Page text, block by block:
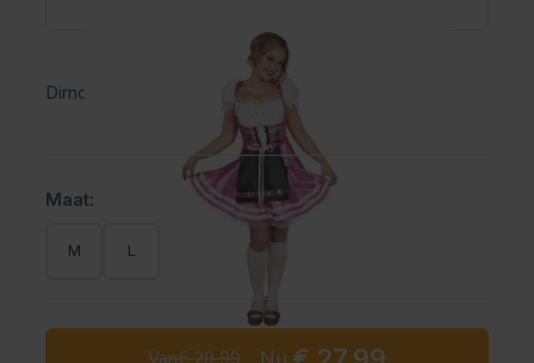
Dirndl Melissa Pink
Maat:
M L
Van€ 29,99